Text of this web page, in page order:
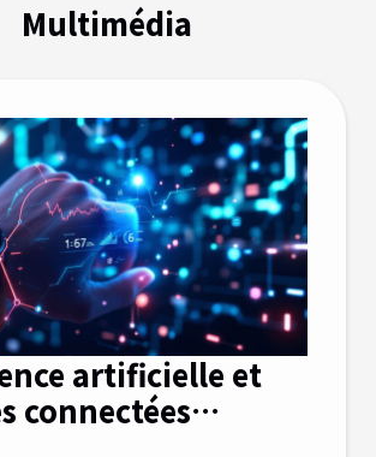
Multimédia
artificielle et
connectées